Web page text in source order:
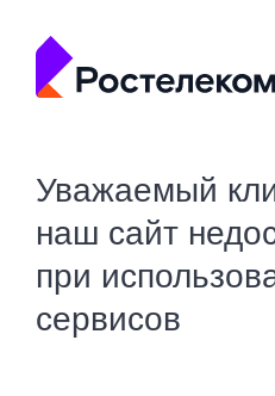
Уважаемый
наш сайт
при
сервисов